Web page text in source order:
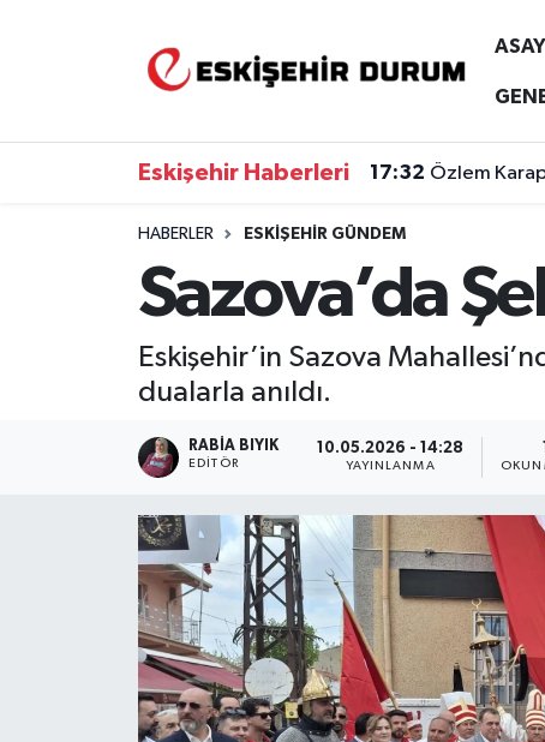
Eskişehir Haberleri 17:32 Özlem
HABERLER ESKIŞEHIR GÜNDEM
Sazova’da
Eskişehir’in Sazova
dualarla anıldı.
RABIA BIYIK
EDITÖR
10.05.2026 - 14:28
YAYINLANMA
Eskişehir Nöbetçi Eczaneler
Eskişehir Trafik Yoğunluk Haritası
Tüm Manşetler
Son Dakika Haberleri
Haber Arşivi